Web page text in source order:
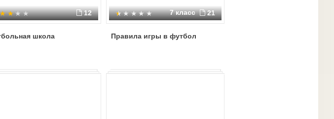
12
школа
7 класс 21
Правила игры в футбол